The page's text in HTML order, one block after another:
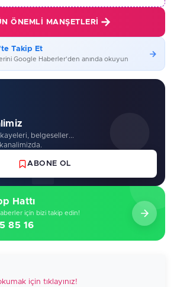
ÖNEMLI MANŞETLERI
Takip Et
Google Haberler'den anında okuyun
belgeseller...
ABONE OL
Hattı
için bizi takip edin!
85 16
için tıklayınız!